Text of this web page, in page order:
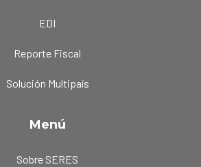
EDI
Reporte Fiscal
Solución Multipaís
Menú
Sobre SERES